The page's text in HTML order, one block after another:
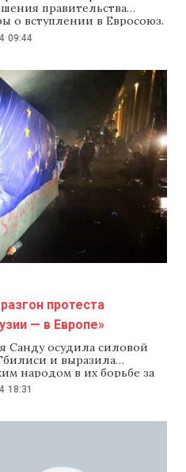
правительства
о вступлении в Евросоюз.
столкновения с
В ходе разгона
ночь десятки тысячи
Тбилиси против
09:44
протеста
— в Европе»
осудила силовой
и выразила
народом в их борьбе за
29 ноября в соцсети X
— европейцы. Будущее
18:31